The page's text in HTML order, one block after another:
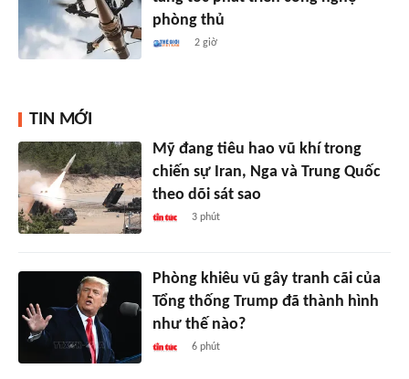
phòng thủ
2 giờ
TIN MỚI
Mỹ đang tiêu hao vũ khí trong
chiến sự Iran, Nga và Trung Quốc
theo dõi sát sao
3 phút
Phòng khiêu vũ gây tranh cãi của
Tổng thống Trump đã thành hình
như thế nào?
6 phút